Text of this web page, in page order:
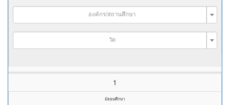
องค์กร/สถานศึกษา
วัด
1
มัธยมศึกษา